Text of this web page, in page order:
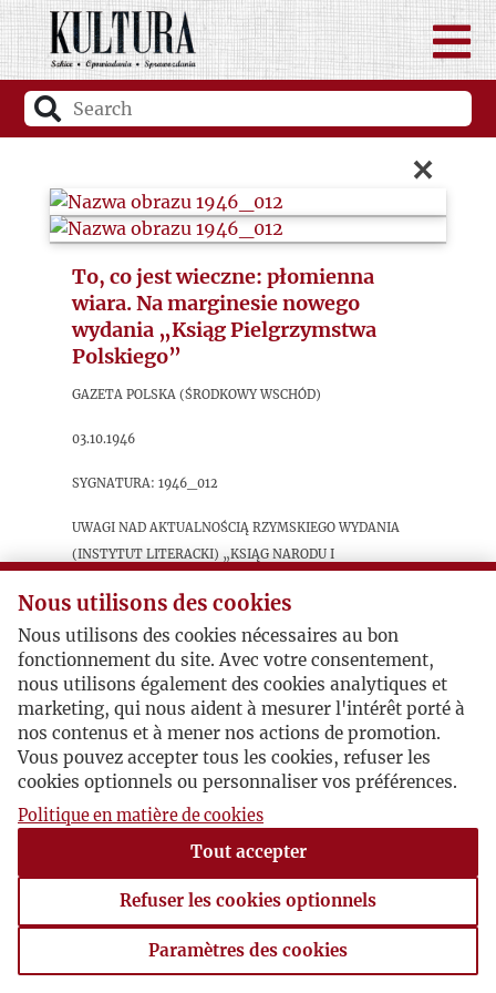
×
To, co jest wieczne: płomienna
wiara. Na marginesie nowego
wydania „Ksiąg Pielgrzymstwa
Polskiego”
Gazeta Polska (Środkowy Wschód)
03.10.1946
sygnatura: 1946_012
Uwagi nad aktualnością rzymskiego wydania
(Instytut Literacki) „Ksiąg narodu i
problemy związane z masową powojenną
emigracją i powtarzalnością polskiego losu.
Postacie powiązane
Inne:Adam Mickiewicz
Inne:Gustaw Herling-Grudziński
Nous utilisons des cookies
Nous utilisons des cookies nécessaires au bon
fonctionnement du site. Avec votre consentement,
nous utilisons également des cookies analytiques et
marketing, qui nous aident à mesurer l'intérêt porté à
nos contenus et à mener nos actions de promotion.
Vous pouvez accepter tous les cookies, refuser les
cookies optionnels ou personnaliser vos préférences.
Politique en matière de cookies
Tout accepter
Refuser les cookies optionnels
Paramètres des cookies
Paramètres des cookies